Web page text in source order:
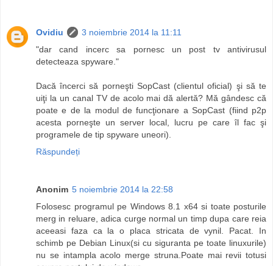
Ovidiu
3 noiembrie 2014 la 11:11
"dar cand incerc sa pornesc un post tv antivirusul
detecteaza spyware."
Dacă încerci să porneşti SopCast (clientul oficial) şi să te
uiţi la un canal TV de acolo mai dă alertă? Mă gândesc că
poate e de la modul de funcţionare a SopCast (fiind p2p
acesta porneşte un server local, lucru pe care îl fac şi
programele de tip spyware uneori).
Răspundeți
Anonim 5 noiembrie 2014 la 22:58
Folosesc programul pe Windows 8.1 x64 si toate posturile
merg in reluare, adica curge normal un timp dupa care reia
aceeasi faza ca la o placa stricata de vynil. Pacat. In
schimb pe Debian Linux(si cu siguranta pe toate linuxurile)
nu se intampla acolo merge struna.Poate mai revii totusi